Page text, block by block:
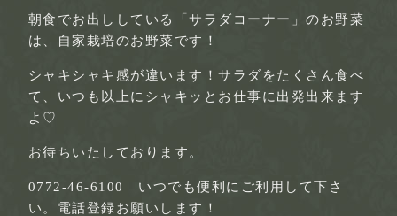
朝食でお出ししている「サラダコーナー」のお野菜
は、自家栽培のお野菜です！
シャキシャキ感が違います！サラダをたくさん食べ
て、いつも以上にシャキッとお仕事に出発出来ます
よ♡
お待ちいたしております。
0772-46-6100 いつでも便利にご利用して下さ
い。電話登録お願いします！